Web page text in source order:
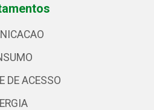
DE ACESSO